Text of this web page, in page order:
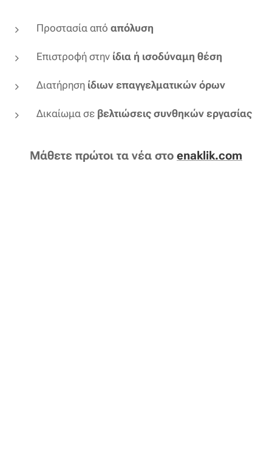
Προστασία από απόλυση
Επιστροφή στην ίδια ή ισοδύναμη θέση
Διατήρηση ίδιων επαγγελματικών όρων
Δικαίωμα σε βελτιώσεις συνθηκών εργασίας
Μάθετε πρώτοι τα νέα στο enaklik.com